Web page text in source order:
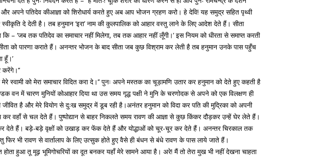
और अपने पतिदेव कीआज्ञा को शिरोधार्य करते हुए अब आप भोजन ग्रहण करो। हे देवि! यह समुद्र सहित पृथ्वी
दे देती है। तब हनुमान ‘इरा’ नाम की कुलपालिक को आहार वस्तु लाने के लिए आदेश देते हैं। सीता
– ‘जब तक पतिदेव का समाचार नहीं मिलेगा, तब तक आहार नहीं लूँगी।’ इस नियम को धीरता से समाप्त करती
को पारणा कराते हैं। अनन्तर भोजन के बाद सीता जब कुछ विश्राम कर लेती है तब हनुमान उनके पास पहुँच
हूँ।’
को मेरा समाचार विदित करा दे।’’ पुनः अपने मस्तक का चूड़ामणि उतार कर हनुमान को देते हुए कहती है
में चारण मुनियों कोआहार दिया था उस समय गृद्ध पक्षी ने मुनि के चरणोदक से अपने को एक विलक्षण ही
जीवित है और मेरे वियोग से दुःख समुद्र में डूब रही है।अनंतर हनुमान को विदा कर पति की मुद्रिका को अपनी
कर वहाँ से चल देते हैं। पुष्पोद्यान से बाहर निकलते समय रावण की आज्ञा से कुछ किंकर दौड़कर उन्हें घेर लेते हैं।
कर देते हैं। बड़े-बड़े वृक्षों को उखाड़ कर फेंक देते हैं और योद्धाओं को चूर-चूर कर देते हैं। अनन्तर चिरकाल तक
भी रावण से वार्तालाप के लिए उत्सुक होते हुए वैसे ही बंधन से बंधे रावण के पास लाये जाते हैं।
हुआ तू मूढ़ भूमिगोचरियों का दूत बनकर यहाँ मेरे सामने आया है। अरे! मैं तो तेरा मुख भी नहीं देखना चाहता